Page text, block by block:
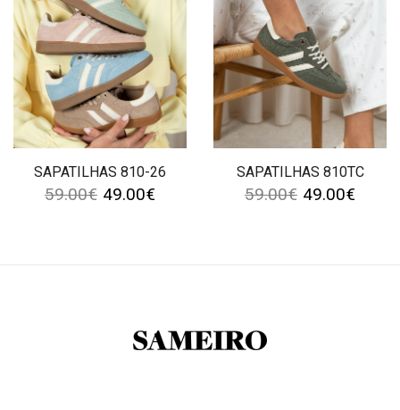
SAPATILHAS 810-26
59.00€ 49.00€
SAPATILHAS 810TC
59.00€ 49.00€